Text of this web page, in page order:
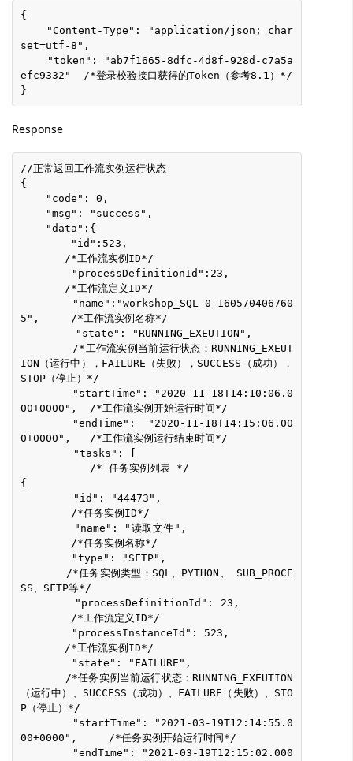
{
set=utf-8",
efc9332"  /*登录校验接口获得的Token（参考8.1）*/
}
Response
//正常返回工作流实例运行状态
{
"code": 0,
"msg": "success",
"data":{
/*工作流实例ID*/
/*工作流定义ID*/
5",     /*工作流实例名称*/
/*工作流实例当前运行状态：RUNNING_EXEUT
ION（运行中），FAILURE（失败），SUCCESS（成功），
STOP（停止）*/
00+0000",  /*工作流实例开始运行时间*/
0+0000",   /*工作流实例运行结束时间*/
/* 任务实例列表 */
{
/*任务实例ID*/
/*任务实例名称*/
/*任务实例类型：SQL、PYTHON、 SUB_PROCE
SS、SFTP等*/
/*工作流定义ID*/
/*工作流实例ID*/
/*任务实例当前运行状态：RUNNING_EXEUTION
（运行中）、SUCCESS（成功）、FAILURE（失败）、STO
P（停止）*/
00+0000",     /*任务实例开始运行时间*/